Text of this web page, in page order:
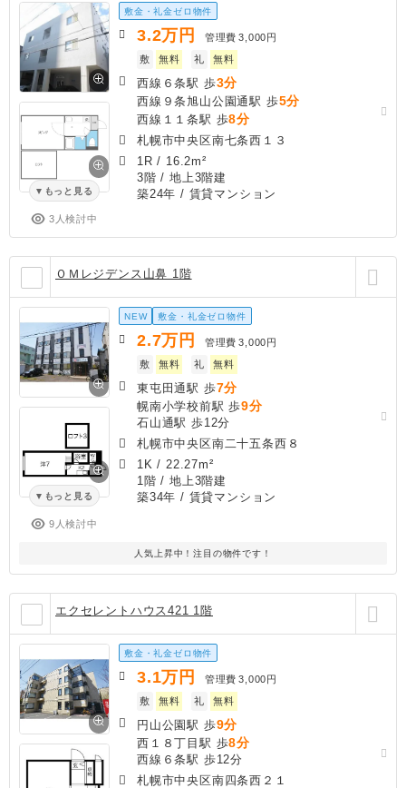
もっと見る
3人検討中
敷金・礼金ゼロ物件
3.2万円 管理費 3,000円
敷
無料 礼 無料
西線６条駅 歩3分
西線９条旭山公園通駅 歩5分
西線１１条駅 歩8分
札幌市中央区南七条西１３
1R / 16.2m²
3階 / 地上3階建
築24年 / 賃貸マンション
ＯＭレジデンス山鼻 1階
もっと見る
9人検討中
NEW 敷金・礼金ゼロ物件
2.7万円 管理費 3,000円
敷
無料 礼 無料
東屯田通駅 歩7分
幌南小学校前駅 歩9分
石山通駅 歩12分
札幌市中央区南二十五条西８
1K / 22.27m²
1階 / 地上3階建
築34年 / 賃貸マンション
人気上昇中！注目の物件です！
エクセレントハウス421 1階
敷金・礼金ゼロ物件
3.1万円 管理費 3,000円
敷
無料 礼 無料
円山公園駅 歩9分
西１８丁目駅 歩8分
西線６条駅 歩12分
札幌市中央区南四条西２１